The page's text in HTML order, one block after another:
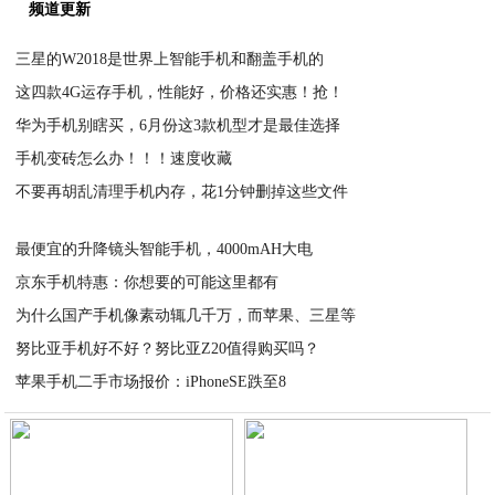
频道更新
三星的W2018是世界上智能手机和翻盖手机的
这四款4G运存手机，性能好，价格还实惠！抢！
华为手机别瞎买，6月份这3款机型才是最佳选择
手机变砖怎么办！！！速度收藏
不要再胡乱清理手机内存，花1分钟删掉这些文件
最便宜的升降镜头智能手机，4000mAH大电
京东手机特惠：你想要的可能这里都有
为什么国产手机像素动辄几千万，而苹果、三星等
努比亚手机好不好？努比亚Z20值得购买吗？
苹果手机二手市场报价：iPhoneSE跌至8
2020-05-16